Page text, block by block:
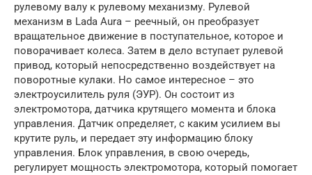
рулевому валу к рулевому механизму. Рулевой
механизм в Lada Aura – реечный, он преобразует
вращательное движение в поступательное, которое и
поворачивает колеса. Затем в дело вступает рулевой
привод, который непосредственно воздействует на
поворотные кулаки. Но самое интересное – это
электроусилитель руля (ЭУР). Он состоит из
электромотора, датчика крутящего момента и блока
управления. Датчик определяет, с каким усилием вы
крутите руль, и передает эту информацию блоку
управления. Блок управления, в свою очередь,
регулирует мощность электромотора, который помогает